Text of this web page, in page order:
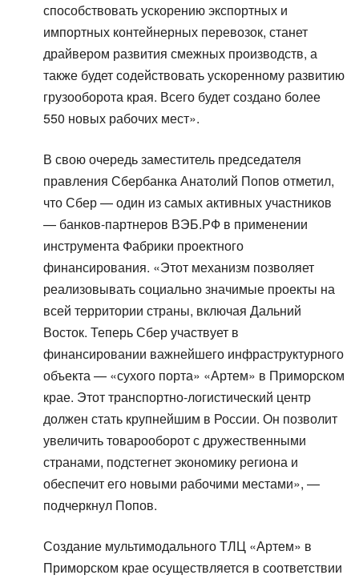
способствовать ускорению экспортных и
импортных контейнерных перевозок, станет
драйвером развития смежных производств, а
также будет содействовать ускоренному развитию
грузооборота края. Всего будет создано более
550 новых рабочих мест».
В свою очередь заместитель председателя
правления Сбербанка Анатолий Попов отметил,
что Сбер — один из самых активных участников
— банков-партнеров ВЭБ.РФ в применении
инструмента Фабрики проектного
финансирования. «Этот механизм позволяет
реализовывать социально значимые проекты на
всей территории страны, включая Дальний
Восток. Теперь Сбер участвует в
финансировании важнейшего инфраструктурного
объекта — «сухого порта» «Артем» в Приморском
крае. Этот транспортно-логистический центр
должен стать крупнейшим в России. Он позволит
увеличить товарооборот с дружественными
странами, подстегнет экономику региона и
обеспечит его новыми рабочими местами», —
подчеркнул Попов.
Создание мультимодального ТЛЦ «Артем» в
Приморском крае осуществляется в соответствии